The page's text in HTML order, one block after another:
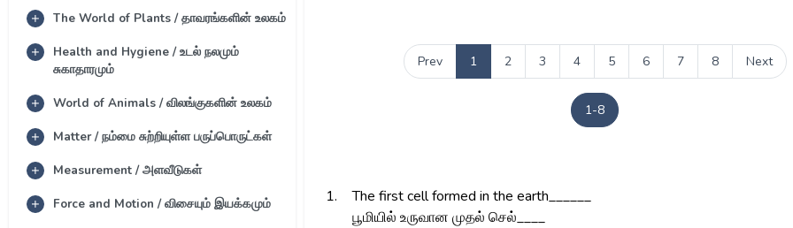
The World of Plants / தாவரங்களின் உலகம்
Health and Hygiene / உடல் நலமும்
சுகாதாரமும்
World of Animals / விலங்குகளின் உலகம்
Matter / நம்மை சுற்றியுள்ள பருப்பொருட்கள்
Measurement / அளவீடுகள்
Force and Motion / விசையும் இயக்கமும்
Prev 1 2 3 4 5 6 7 8 Next
1-8
1.
The first cell formed in the earth______
பூமியில் உருவான முதல் செல்____